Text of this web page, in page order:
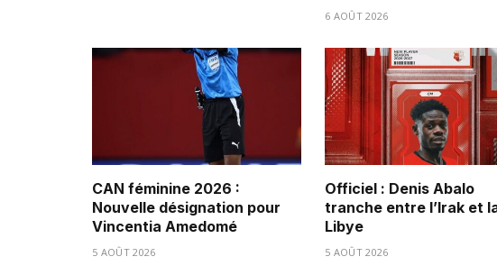
6 AOÛT 2026
CAN féminine 2026 :
Nouvelle désignation pour
Vincentia Amedomé
5 AOÛT 2026
Officiel : Denis Abalo
tranche entre l’Irak et
Libye
5 AOÛT 2026